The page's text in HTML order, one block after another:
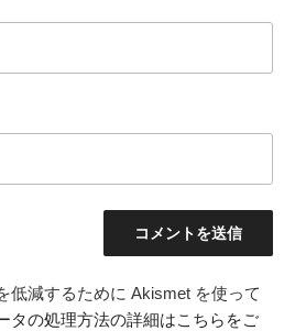
低減するために Akismet を使って
タの処理方法の詳細はこちらをご